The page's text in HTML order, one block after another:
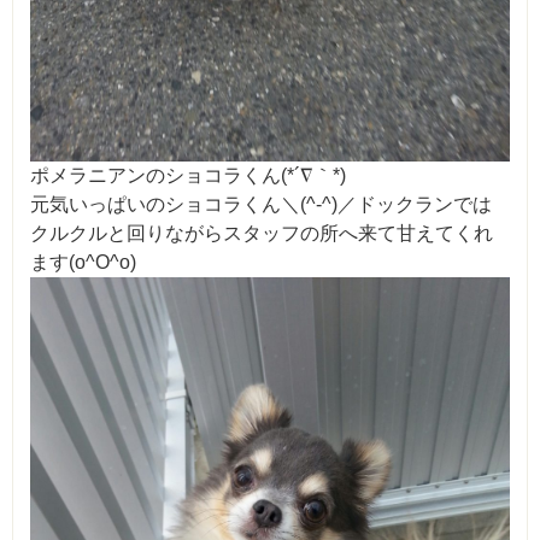
ポメラニアンのショコラくん(*´∇｀*)
元気いっぱいのショコラくん＼(^-^)／ドックランでは
クルクルと回りながらスタッフの所へ来て甘えてくれ
ます(o^O^o)